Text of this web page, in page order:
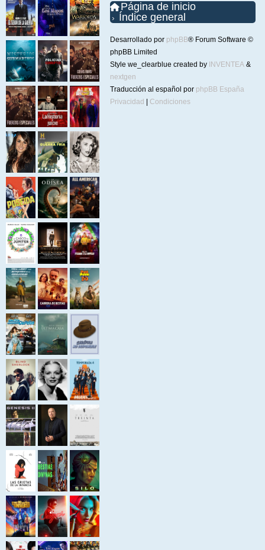
Página de inicio
Índice general
Desarrollado por phpBB® Forum Software ©
phpBB Limited
Style we_clearblue created by INVENTEA &
nextgen
Traducción al español por phpBB España
Privacidad
Condiciones